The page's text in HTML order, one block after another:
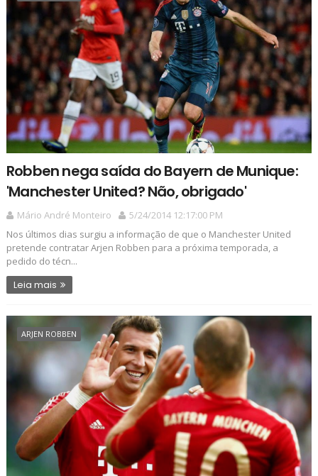
Robben nega saída do Bayern de Munique:
'Manchester United? Não, obrigado'
Mário André Monteiro
5/24/2014 12:17:00 PM
Nos últimos dias surgiu a informação de que o Manchester United
pretende contratar Arjen Robben para a próxima temporada, a
pedido do técn...
Leia mais
ARJEN ROBBEN